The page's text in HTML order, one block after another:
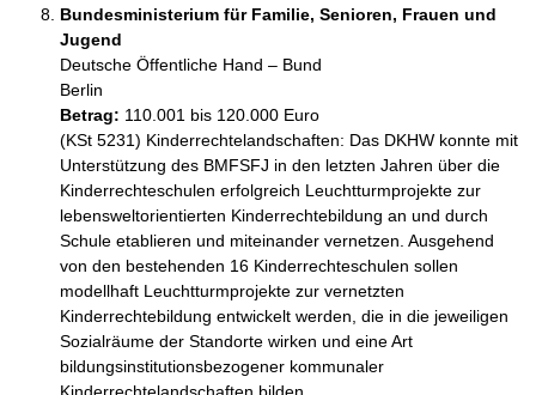
Bundesministerium für Familie, Senioren, Frauen und
Jugend
Deutsche Öffentliche Hand – Bund
Berlin
Betrag: 110.001 bis 120.000 Euro
(KSt 5231) Kinderrechtelandschaften: Das DKHW konnte mit
Unterstützung des BMFSFJ in den letzten Jahren über die
Kinderrechteschulen erfolgreich Leuchtturmprojekte zur
lebensweltorientierten Kinderrechtebildung an und durch
Schule etablieren und miteinander vernetzen. Ausgehend
von den bestehenden 16 Kinderrechteschulen sollen
modellhaft Leuchtturmprojekte zur vernetzten
Kinderrechtebildung entwickelt werden, die in die jeweiligen
Sozialräume der Standorte wirken und eine Art
bildungsinstitutionsbezogener kommunaler